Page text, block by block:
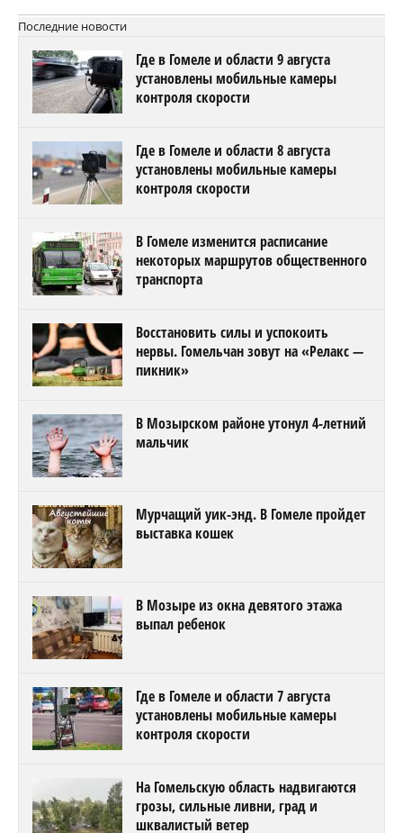
Последние новости
Где в Гомеле и области 9 августа
установлены мобильные камеры
контроля скорости
Где в Гомеле и области 8 августа
установлены мобильные камеры
контроля скорости
В Гомеле изменится расписание
некоторых маршрутов общественного
транспорта
Восстановить силы и успокоить
нервы. Гомельчан зовут на «Релакс —
пикник»
В Мозырском районе утонул 4-летний
мальчик
Мурчащий уик-энд. В Гомеле пройдет
выставка кошек
В Мозыре из окна девятого этажа
выпал ребенок
Где в Гомеле и области 7 августа
установлены мобильные камеры
контроля скорости
На Гомельскую область надвигаются
грозы, сильные ливни, град и
шквалистый ветер